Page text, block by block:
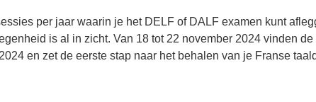
per jaar waarin je het DELF of DALF examen kunt
is al in zicht. Van 18 tot 22 november 2024 vinden
en zet de eerste stap naar het behalen van je Franse